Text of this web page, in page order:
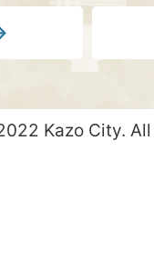
Kazo City.